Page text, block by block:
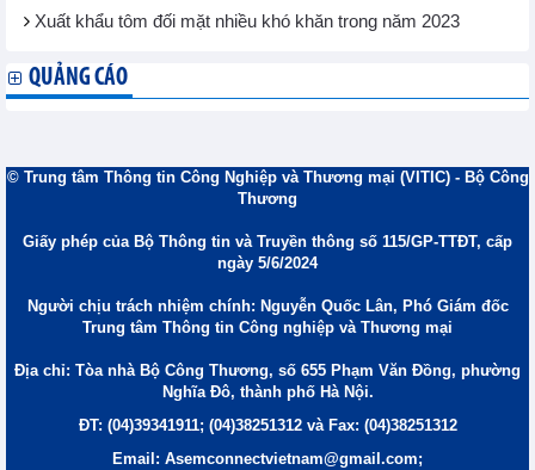
Xuất khẩu tôm đối mặt nhiều khó khăn trong năm 2023
QUẢNG CÁO
© Trung tâm Thông tin Công Nghiệp và Thương mại (VITIC) - Bộ Công
Thương
Giấy phép của Bộ Thông tin và Truyền thông số 115/GP-TTĐT, cấp
ngày 5/6/2024
Người chịu trách nhiệm chính: Nguyễn Quốc Lân, Phó Giám đốc
Trung tâm Thông tin Công nghiệp và Thương mại
Địa chỉ: Tòa nhà Bộ Công Thương, số 655 Phạm Văn Đồng, phường
Nghĩa Đô, thành phố Hà Nội.
ĐT: (04)39341911; (04)38251312 và Fax: (04)38251312
Email: Asemconnectvietnam@gmail.com;